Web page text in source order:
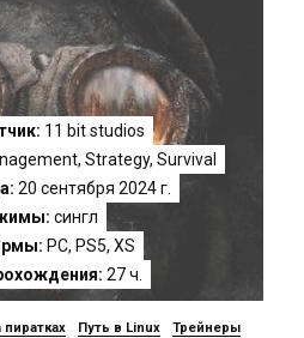
11 bit studios
,Strategy,Survival
20 сентября 2024 г.
сингл
PC, PS5,XS
27 ч.
пиратках Путь в Linux Трейнеры